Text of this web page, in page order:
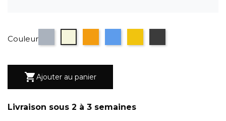
Couleur
Beige
Ajouter au panier
Livraison sous 2 à 3 semaines